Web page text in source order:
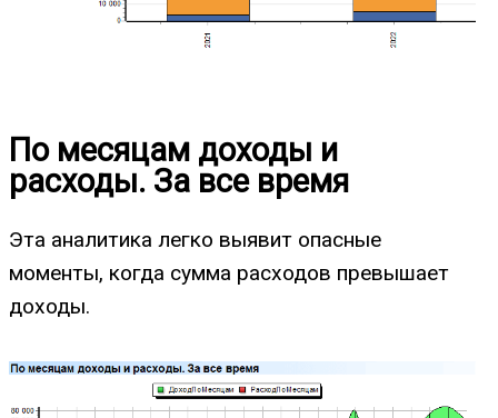
По месяцам доходы и
расходы. За все время
Эта аналитика легко выявит опасные
моменты, когда сумма расходов превышает
доходы.